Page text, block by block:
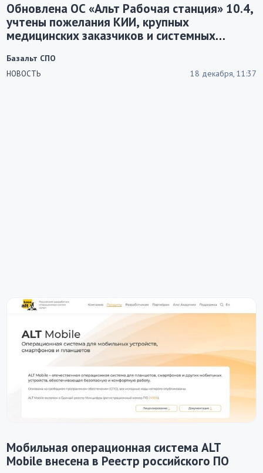
Обновлена ОС «Альт Рабочая станция» 10.4,
учтены пожелания КИИ, крупных
медицинских заказчиков и системных
НОВОСТЬ 18 декабря, 11:37
Базальт СПО
Мобильная операционная система ALT
Mobile внесена в Реестр российского ПО